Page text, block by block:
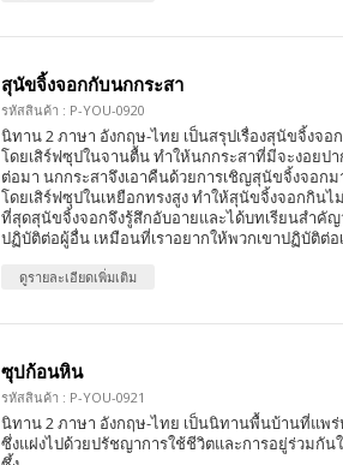
สุนัขจิ้งจอกกับนกกระสา
รหัสสินค้า : P-YOU-0920
นิทาน 2 ภาษา อังกฤษ-ไทย เป็นสรุปเรื่องสุนัขจิ้งจอ
โดยเสิร์ฟซุปในจานตื้น ทำให้นกกระสาที่มีจะงอยป
ต่อมา นกกระสาจึงเอาคืนด้วยการเชิญสุนัขจิ้งจอก
โดยเสิร์ฟซุปในเหยือกทรงสูง ทำให้สุนัขจิ้งจอกกินไ
ที่สุดสุนัขจิ้งจอกจึงรู้สึกอับอายและได้บทเรียนสำคัญ
ปฏิบัติต่อผู้อื่น เหมือนที่เราอยากให้พวกเขาปฏิบัติต่อ
ดูรายละเอียดเพิ่มเติม
ซุปก้อนหิน
รหัสสินค้า : P-YOU-0921
นิทาน 2 ภาษา อังกฤษ-ไทย เป็นนิทานพื้นบ้านที่แพ
ซึ่งแฝงไปด้วยปรัชญาการใช้ชีวิตและการอยู่ร่วมกัน